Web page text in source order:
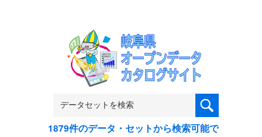
1879件のデータ・セットから検索可能で